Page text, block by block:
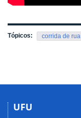
Tópicos: corrida de rua
UFU